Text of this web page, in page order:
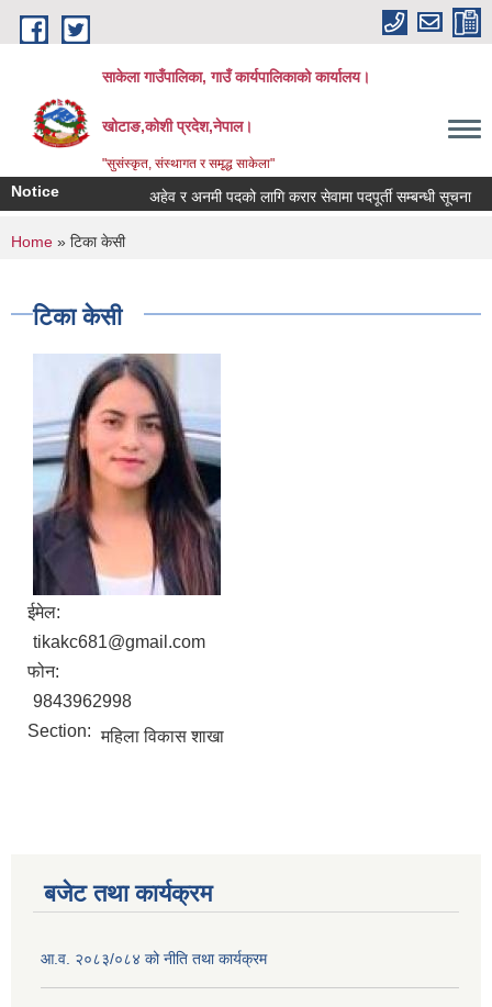
Skip to main content
साकेला गाउँपालिका, गाउँ कार्यपालिकाको कार्यालय।
खोटाङ,कोशी प्रदेश,नेपाल।
"सुसंस्कृत, संस्थागत र समृद्ध साकेला"
Notice अहेव र अनमी पदको लागि करार सेवामा पदपूर्ती सम्बन्धी सूचना
You are here
Home » टिका केसी
टिका केसी
ईमेल:
tikakc681@gmail.com
फोन:
9843962998
Section: महिला विकास शाखा
बजेट तथा कार्यक्रम
आ.व. २०८३/०८४ को नीति तथा कार्यक्रम